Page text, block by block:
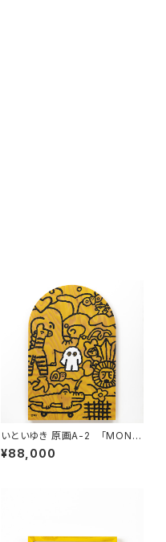
いといゆき 原画A-2 「MONO
S」
¥88,000